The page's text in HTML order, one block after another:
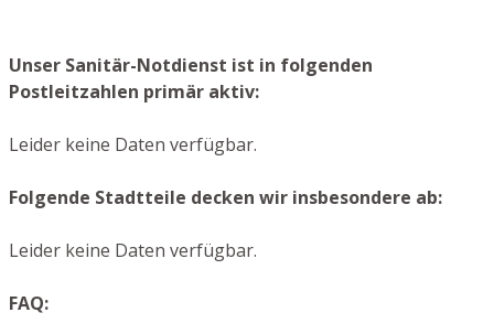
Unser Sanitär-Notdienst ist in folgenden
Postleitzahlen primär aktiv:
Leider keine Daten verfügbar.
Folgende Stadtteile decken wir insbesondere ab:
Leider keine Daten verfügbar.
FAQ: